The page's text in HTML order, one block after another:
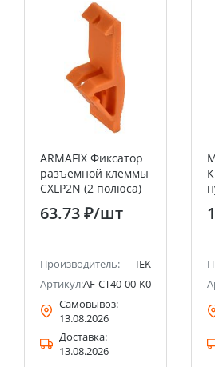
ARMAFIX Фиксатор
разъемной клеммы
CXLP2N (2 полюса)
63.73 ₽/шт
Производитель:
IEK
Артикул:AF-CT40-00-K03-002-LP2
Самовывоз:
13.08.2026
Доставка:
13.08.2026